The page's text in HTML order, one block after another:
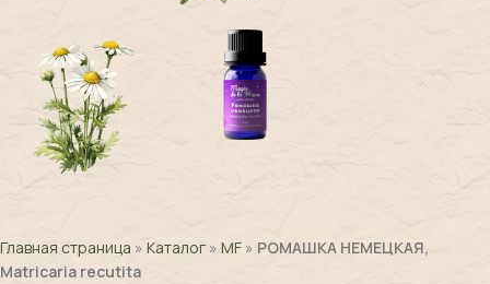
Главная страница » Каталог » MF » РОМАШКА НЕМЕЦКАЯ,
Matricaria recutita